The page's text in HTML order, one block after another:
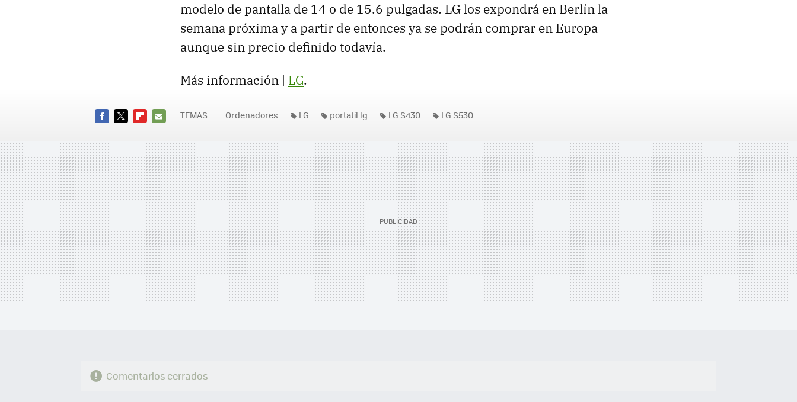
modelo de pantalla de 14 o de 15.6 pulgadas. LG los expondrá en Berlín la
semana próxima y a partir de entonces ya se podrán comprar en Europa
aunque sin precio definido todavía.
Más información | LG.
MAIL
TEMAS Ordenadores LG portatil lg LG S430 LG S530
Comentarios cerrados